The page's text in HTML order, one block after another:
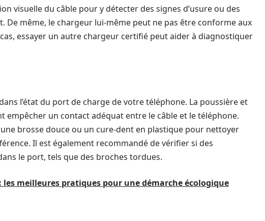
visuelle du câble pour y détecter des signes d’usure ou des
De même, le chargeur lui-même peut ne pas être conforme aux
essayer un autre chargeur certifié peut aider à diagnostiquer
l’état du port de charge de votre téléphone. La poussière et
empêcher un contact adéquat entre le câble et le téléphone.
brosse douce ou un cure-dent en plastique pour nettoyer
Il est également recommandé de vérifier si des
le port, tels que des broches tordues.
les meilleures pratiques pour une démarche écologique